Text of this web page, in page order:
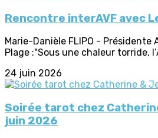
Rencontre interAVF avec
Marie-Danièle FLIPO - Présidente
Plage :"Sous une chaleur torride,
24 juin 2026
Soirée tarot chez
juin 2026